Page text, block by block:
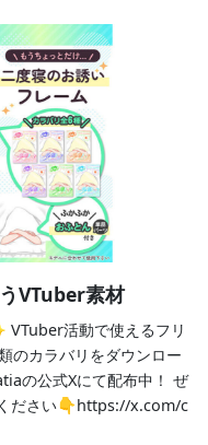
VTuber素材
VTuber活動で使えるフリ
のカラバリをダウンロー
の公式Xにて配布中！ ぜ
ださい👇https://x.com/c